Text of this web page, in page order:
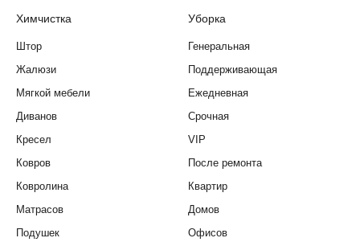
Химчистка
Штор
Жалюзи
Мягкой мебели
Диванов
Кресел
Ковров
Ковролина
Матрасов
Подушек
Уборка
Генеральная
Поддерживающая
Ежедневная
Срочная
VIP
После ремонта
Квартир
Домов
Офисов